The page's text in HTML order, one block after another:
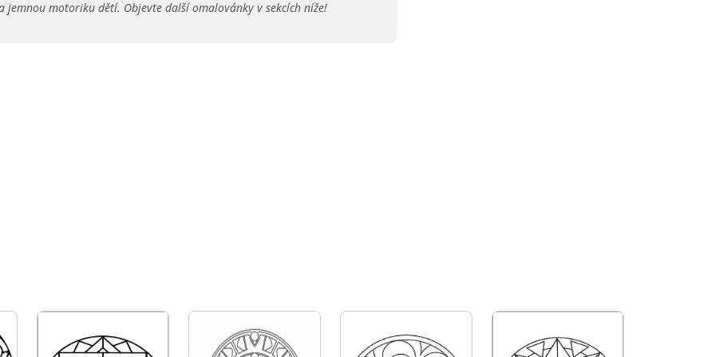
motoriku dětí. Objevte další omalovánky v sekcích níže!